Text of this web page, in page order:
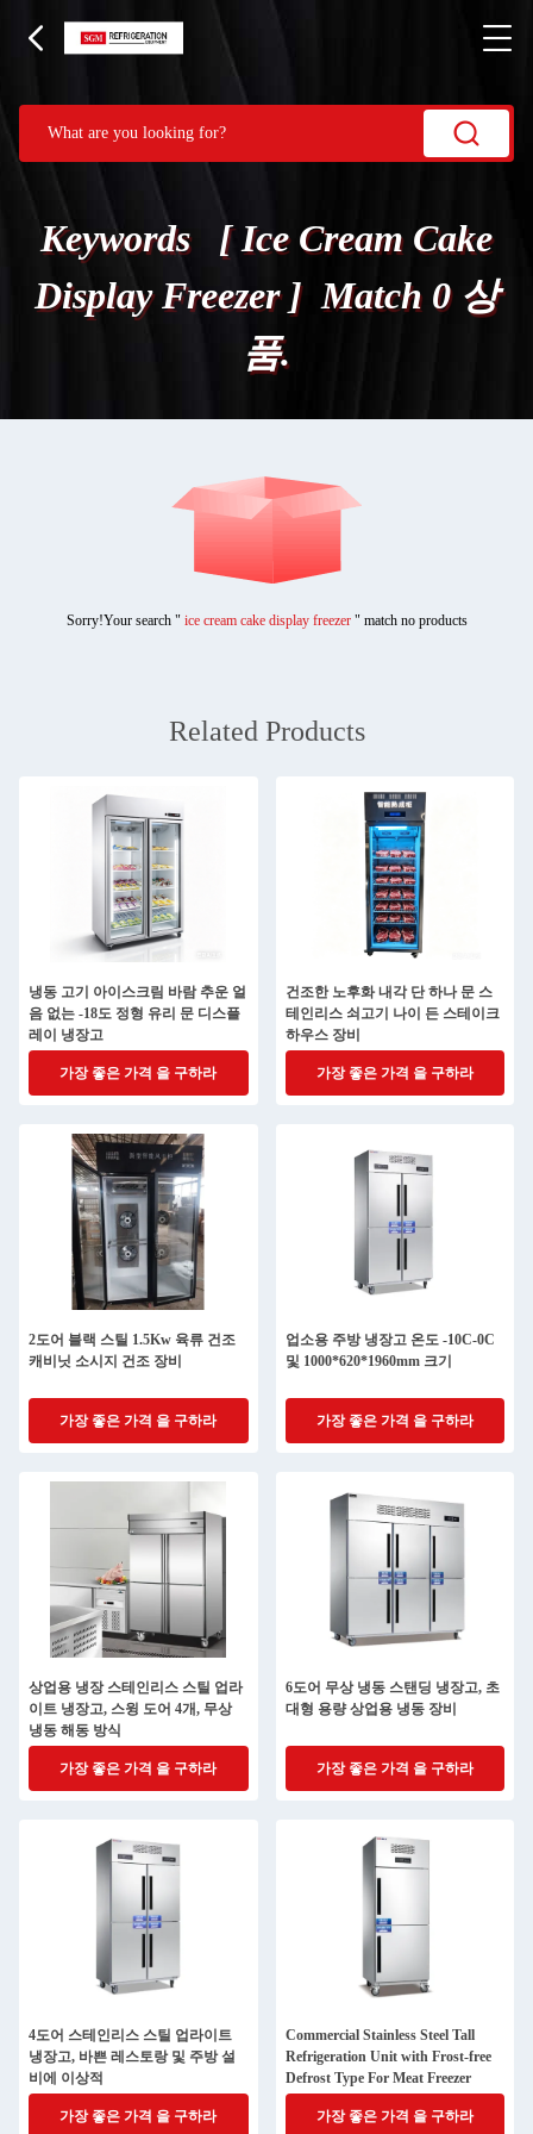
Keywords [ Ice Cream Cake
Display Freezer ] Match 0 상
품.
Sorry!Your search " ice cream cake display freezer" match no products
Related Products
냉동 고기 아이스크림 바람 추운 얼
음 없는 -18도 정형 유리 문 디스플
레이 냉장고
가장 좋은 가격 을 구하라
건조한 노후화 내각 단 하나 문 스
테인리스 쇠고기 나이 든 스테이크
하우스 장비
가장 좋은 가격 을 구하라
2도어 블랙 스틸 1.5Kw 육류 건조
캐비닛 소시지 건조 장비
가장 좋은 가격 을 구하라
업소용 주방 냉장고 온도 -10C-0C
및 1000*620*1960mm 크기
가장 좋은 가격 을 구하라
상업용 냉장 스테인리스 스틸 업라
이트 냉장고, 스윙 도어 4개, 무상
냉동 해동 방식
가장 좋은 가격 을 구하라
6도어 무상 냉동 스탠딩 냉장고, 초
대형 용량 상업용 냉동 장비
가장 좋은 가격 을 구하라
4도어 스테인리스 스틸 업라이트
냉장고, 바쁜 레스토랑 및 주방 설
비에 이상적
가장 좋은 가격 을 구하라
Commercial Stainless Steel Tall
Refrigeration Unit with Frost-free
Defrost Type For Meat Freezer
가장 좋은 가격 을 구하라